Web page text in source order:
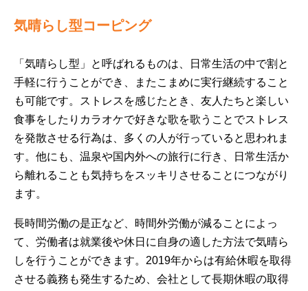
気晴らし型コーピング
「気晴らし型」と呼ばれるものは、日常生活の中で割と
手軽に行うことができ、またこまめに実行継続すること
も可能です。ストレスを感じたとき、友人たちと楽しい
食事をしたりカラオケで好きな歌を歌うことでストレス
を発散させる行為は、多くの人が行っていると思われま
す。他にも、温泉や国内外への旅行に行き、日常生活か
ら離れることも気持ちをスッキリさせることにつながり
ます。
長時間労働の是正など、時間外労働が減ることによっ
て、労働者は就業後や休日に自身の適した方法で気晴ら
しを行うことができます。2019年からは有給休暇を取得
させる義務も発生するため、会社として長期休暇の取得